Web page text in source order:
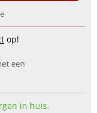
op!
in huis.